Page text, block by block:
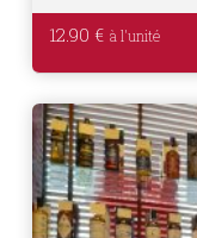
12.90 €